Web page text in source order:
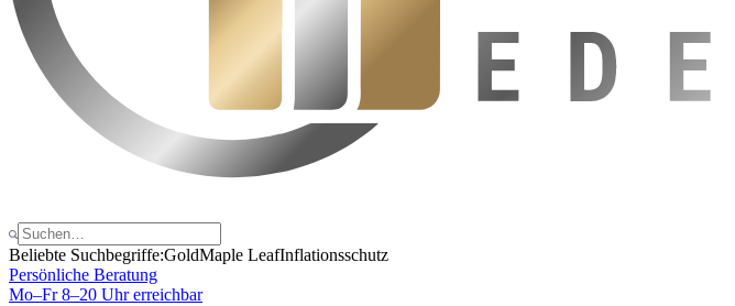
Beliebte Suchbegriffe:GoldMaple LeafInflationsschutz
Persönliche Beratung
Mo–Fr 8–20 Uhr erreichbar